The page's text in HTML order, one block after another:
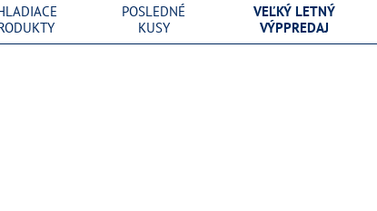
POSLEDNÉ
KUSY
VEĽKÝ LETNÝ
VÝPPREDAJ